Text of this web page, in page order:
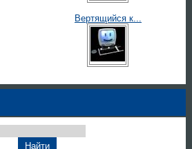
Вертящийся к...